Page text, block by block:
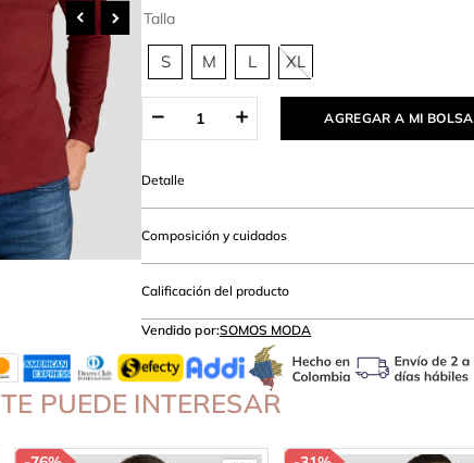
Talla
S M L XL
AGREGAR A MI BOLSA
Detalle
Composición y cuidados
Calificación del producto
Vendido por:SOMOS MODA
TE PUEDE INTERESAR